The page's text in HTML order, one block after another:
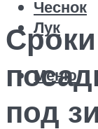
Чеснок
Лук
Меню
под